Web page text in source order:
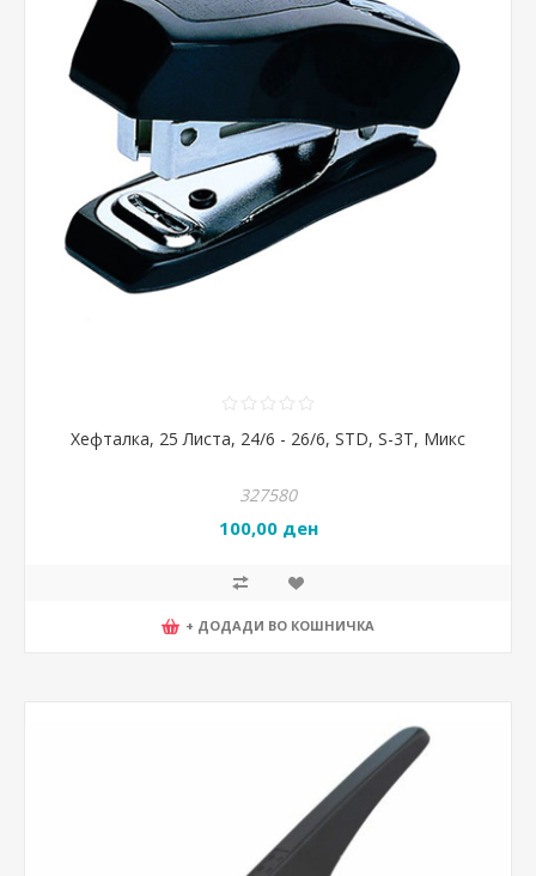
Хефталка, 25 Листа, 24/6 - 26/6, STD, S-3T, Микс
327580
100,00 ден
+ ДОДАДИ ВО КОШНИЧКА